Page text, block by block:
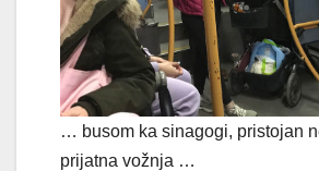
… busom ka sinagogi, pristojan
prijatna vožnja …